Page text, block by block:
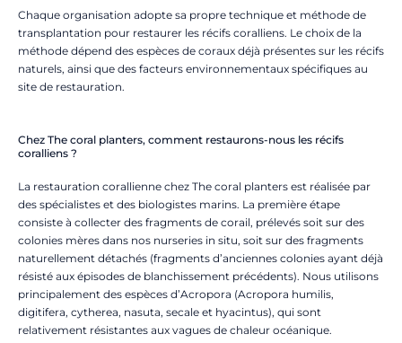
Chaque organisation adopte sa propre technique et méthode de
transplantation pour restaurer les récifs coralliens. Le choix de la
méthode dépend des espèces de coraux déjà présentes sur les récifs
naturels, ainsi que des facteurs environnementaux spécifiques au
site de restauration.
Chez The coral planters, comment restaurons-nous les récifs
coralliens ?
La restauration corallienne chez The coral planters est réalisée par
des spécialistes et des biologistes marins. La première étape
consiste à collecter des fragments de corail, prélevés soit sur des
colonies mères dans nos nurseries in situ, soit sur des fragments
naturellement détachés (fragments d’anciennes colonies ayant déjà
résisté aux épisodes de blanchissement précédents). Nous utilisons
principalement des espèces d’Acropora (Acropora humilis,
digitifera, cytherea, nasuta, secale et hyacintus), qui sont
relativement résistantes aux vagues de chaleur océanique.